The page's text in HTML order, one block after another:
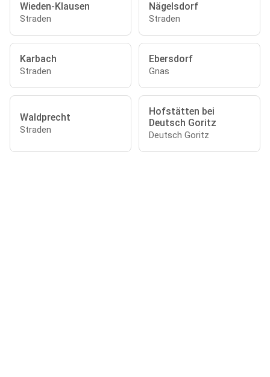
Wieden-Klausen
Straden
Nägelsdorf
Straden
Karbach
Straden
Ebersdorf
Gnas
Waldprecht
Straden
Hofstätten bei
Deutsch Goritz
Deutsch Goritz